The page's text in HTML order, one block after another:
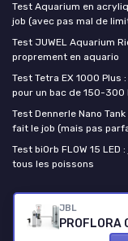
JBL
Test Aquarium en
job (avec pas mal de
Test JUWEL Aquarium
proprement en aquario
Test Tetra EX 1000
pour un bac de 150-300
Test Dennerle Nano
fait le job (mais pas
Test biOrb FLOW 15
tous les poissons
Passion Poissons